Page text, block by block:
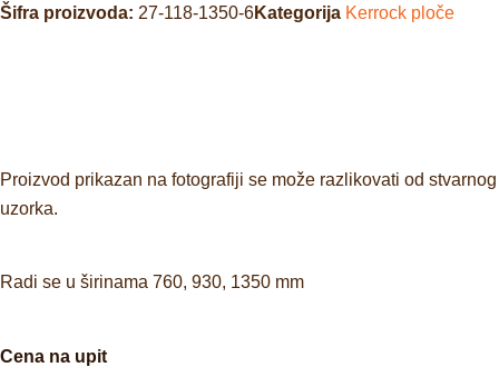
Šifra proizvoda: 27-118-1350-6Kategorija Kerrock ploče
Proizvod prikazan na fotografiji se može razlikovati od stvarnog
uzorka.
Radi se u širinama 760, 930, 1350 mm
Cena na upit